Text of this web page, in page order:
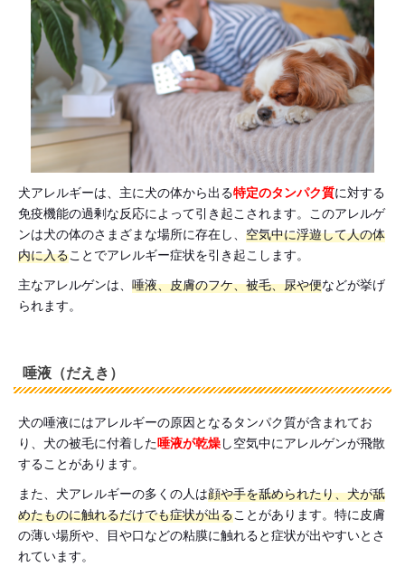
犬アレルギーは、主に犬の体から出る特定のタンパク質に対する
免疫機能の過剰な反応によって引き起こされます。このアレルゲ
ンは犬の体のさまざまな場所に存在し、 空気中に浮遊して人の体
内に入ることでアレルギー症状を引き起こします。
主なアレルゲンは、 唾液、皮膚のフケ、被毛、尿や便などが挙げ
られます。
唾液（だえき）
犬の唾液にはアレルギーの原因となるタンパク質が含まれてお
り、犬の被毛に付着した唾液が乾燥し空気中にアレルゲンが飛散
することがあります。
また、犬アレルギーの多くの人は顔や手を舐められたり、犬が舐
めたものに触れるだけでも症状が出ることがあります。特に皮膚
の薄い場所や、目や口などの粘膜に触れると症状が出やすいとさ
れています。